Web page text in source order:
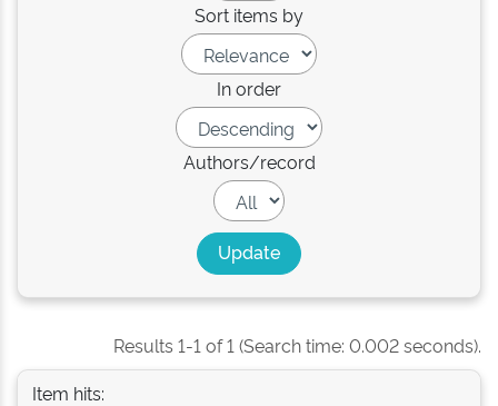
Sort items by
In order
Authors/record
Results 1-1 of 1 (Search time: 0.002 seconds).
Item hits: